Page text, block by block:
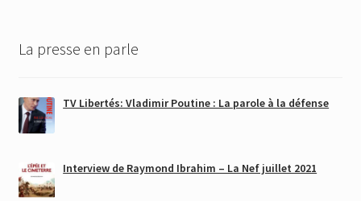
La presse en parle
TV Libertés: Vladimir Poutine : La parole à la défense
Interview de Raymond Ibrahim – La Nef juillet 2021